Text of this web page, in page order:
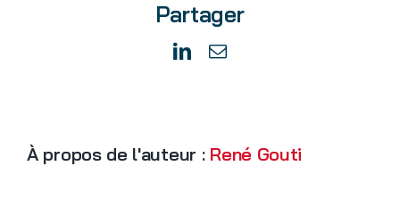
Partager
LinkedIn
Email
À propos de l'auteur : René Gouti